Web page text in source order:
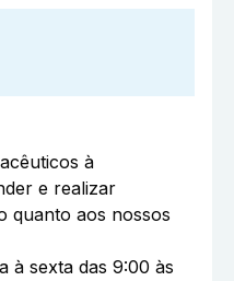
à
e realizar
quanto aos nossos
à sexta das 9:00 às